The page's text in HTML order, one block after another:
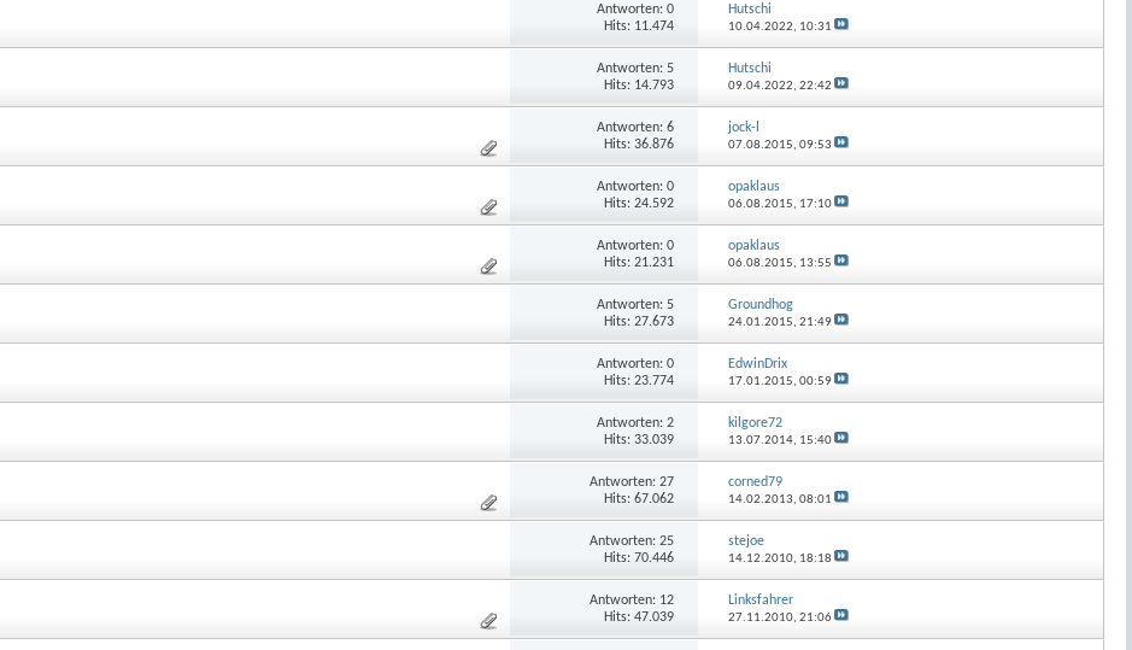
Antworten: 0
Hits: 11.474
Hutschi
10.04.2022, 10:31
Antworten: 5
Hits: 14.793
Hutschi
09.04.2022,22:42
Antworten: 6
Hits: 36.876
jock-l
07.08.2015,09:53
Antworten: 0
Hits: 24.592
opaklaus
06.08.2015, 17:10
Antworten: 0
Hits: 21.231
opaklaus
06.08.2015, 13:55
Antworten: 5
Hits: 27.673
Groundhog
24.01.2015,21:49
Antworten: 0
Hits: 23.774
EdwinDrix
17.01.2015,00:59
Antworten: 2
Hits: 33.039
kilgore72
13.07.2014, 15:40
Antworten: 27
Hits: 67.062
corned79
14.02.2013,08:01
Antworten: 25
Hits: 70.446
stejoe
14.12.2010, 18:18
Antworten: 12
Hits: 47.039
Linksfahrer
27.11.2010,21:06